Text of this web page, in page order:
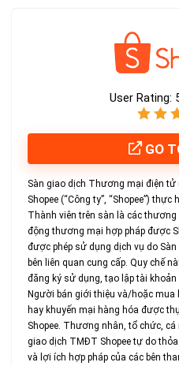
User Rating:
GO
Sàn giao dịch Thương mại điện tử
Shopee (“Công ty”, “Shopee”)
Thành viên trên sàn là các
động thương mại hợp pháp được
được phép sử dụng dịch vụ do
bên liên quan cung cấp. Quy chế
đăng ký sử dụng, tạo lập tài
Người bán giới thiệu và/hoặc mua
hay khuyến mại hàng hóa được
Shopee. Thương nhân, tổ chức,
giao dịch TMĐT Shopee tự do
và lợi ích hợp pháp của các bên